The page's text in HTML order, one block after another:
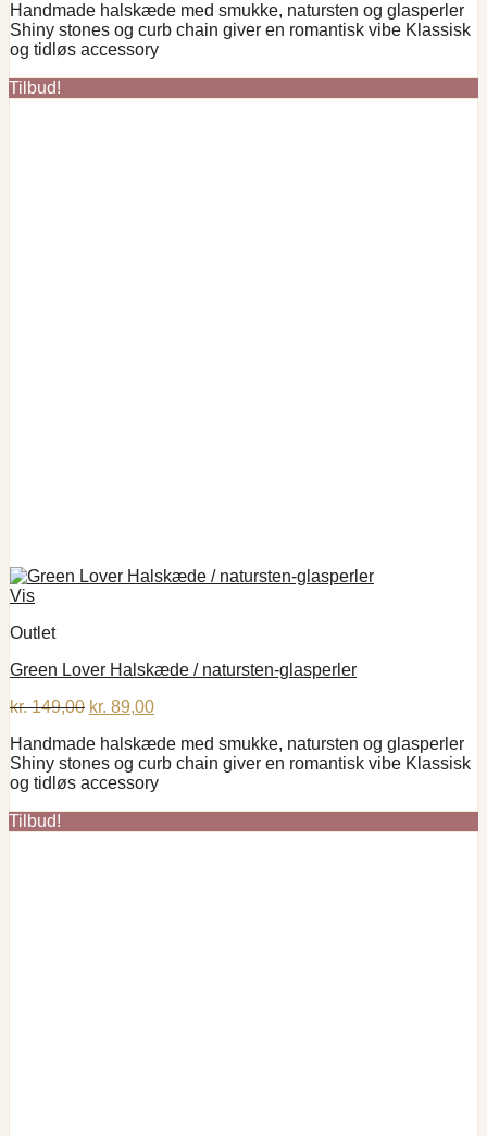
pris
var:
kr. 149,00.
pris
er:
kr. 89,00.
Handmade halskæde med smukke, natursten og glasperler
Shiny stones og curb chain giver en romantisk vibe Klassisk
og tidløs accessory
Tilbud!
Vis
Outlet
Green Lover Halskæde / natursten-glasperler
kr.149,00 Den
pris
var:
kr. 149,00.
kr. 89,00Den
pris
er:
kr. 89,00.
Handmade halskæde med smukke, natursten og glasperler
Shiny stones og curb chain giver en romantisk vibe Klassisk
og tidløs accessory
Tilbud!